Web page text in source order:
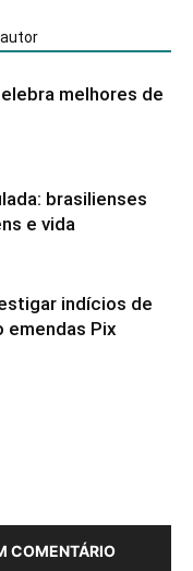
melhores de
brasilienses
e vida
indícios de
emendas Pix
COMENTÁRIO